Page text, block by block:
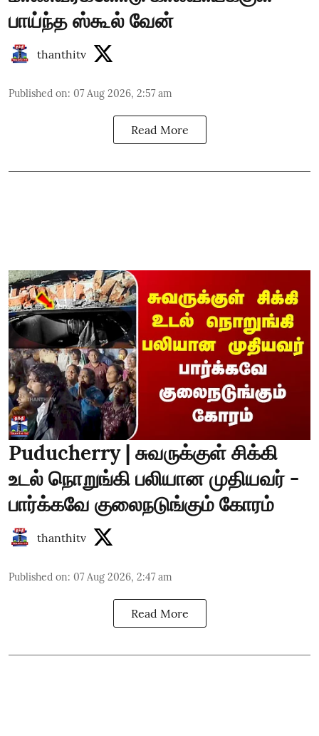
பாய்ந்த ஸ்கூல் வேன்
thanthitv
Published on: 07 Aug 2026, 2:57 am
Read More
Puducherry | சுவருக்குள் சிக்கி
உடல் நொறுங்கி பலியான முதியவர் -
பார்க்கவே குலைநடுங்கும் கோரம்
thanthitv
Published on: 07 Aug 2026, 2:47 am
Read More